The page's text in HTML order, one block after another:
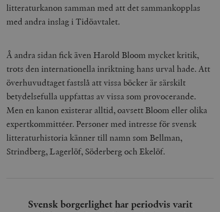
litteraturkanon samman med att det sammankopplas
med andra inslag i Tidöavtalet.
Å andra sidan fick även Harold Bloom mycket kritik,
trots den internationella inriktning hans urval hade. Att
överhuvudtaget fastslå att vissa böcker är särskilt
betydelsefulla uppfattas av vissa som provocerande.
Men en kanon existerar alltid, oavsett Bloom eller olika
expertkommittéer. Personer med intresse för svensk
litteraturhistoria känner till namn som Bellman,
Strindberg, Lagerlöf, Söderberg och Ekelöf.
Svensk borgerlighet har periodvis varit